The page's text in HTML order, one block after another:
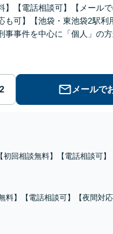
】【電話相談可】【メール
も可】【池袋・東池袋2駅利
事事件を中心に「個人」の方
メールで
【初回相談無料】【電話相談可】
あっても毅然と対応します。お
料】【電話相談可】【夜間対